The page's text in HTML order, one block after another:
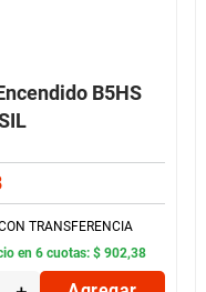
B5HS
TRANSFERENCIA
en6 cuotas:$ 902,38